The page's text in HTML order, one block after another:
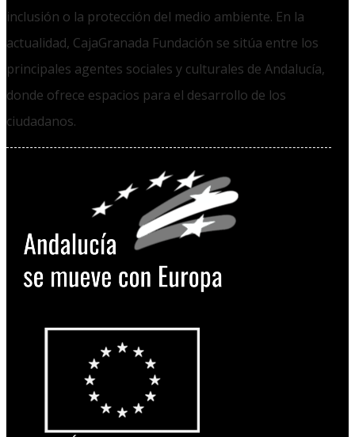
inclusión o la protección del medio ambiente. En la
actualidad, CajaGranada Fundación se sitúa entre los
principales agentes sociales y culturales de Andalucía,
donde ofrece espacios para el desarrollo de los
ciudadanos.